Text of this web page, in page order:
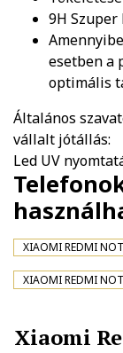
9H Szuper
esetben a
optimális
Általános
vállalt jótállás:
Led UV
XIAOMI REDMI
XIAOMI REDMI
Xiaomi